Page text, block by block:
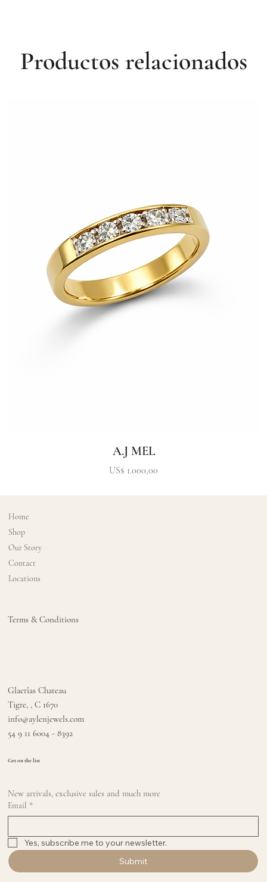
Productos relacionados
A.J MEL
Precio
US$ 1.000,00
Home
Shop
Our Story
Contact
Locations
Terms & Conditions
Glaerîas Chateau
Tigre, , C 1670
info@aylenjewels.com
54 9 11 6004 - 8392
Get on the list
New arrivals, exclusive sales and much more
Email *
Yes, subscribe me to your newsletter.
Submit